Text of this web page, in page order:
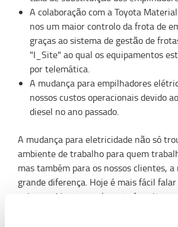
A colaboração com a Toyota
nos um maior controlo da frota de
graças ao sistema de gestão de
"I_Site" ao qual os equipamentos
por telemática.
A mudança para empilhadores
nossos custos operacionais devido
diesel no ano passado.
A mudança para eletricidade não só
ambiente de trabalho para quem
mas também para os nossos clientes,
grande diferença. Hoje é mais fácil
pois o ambiente geralmente é muito